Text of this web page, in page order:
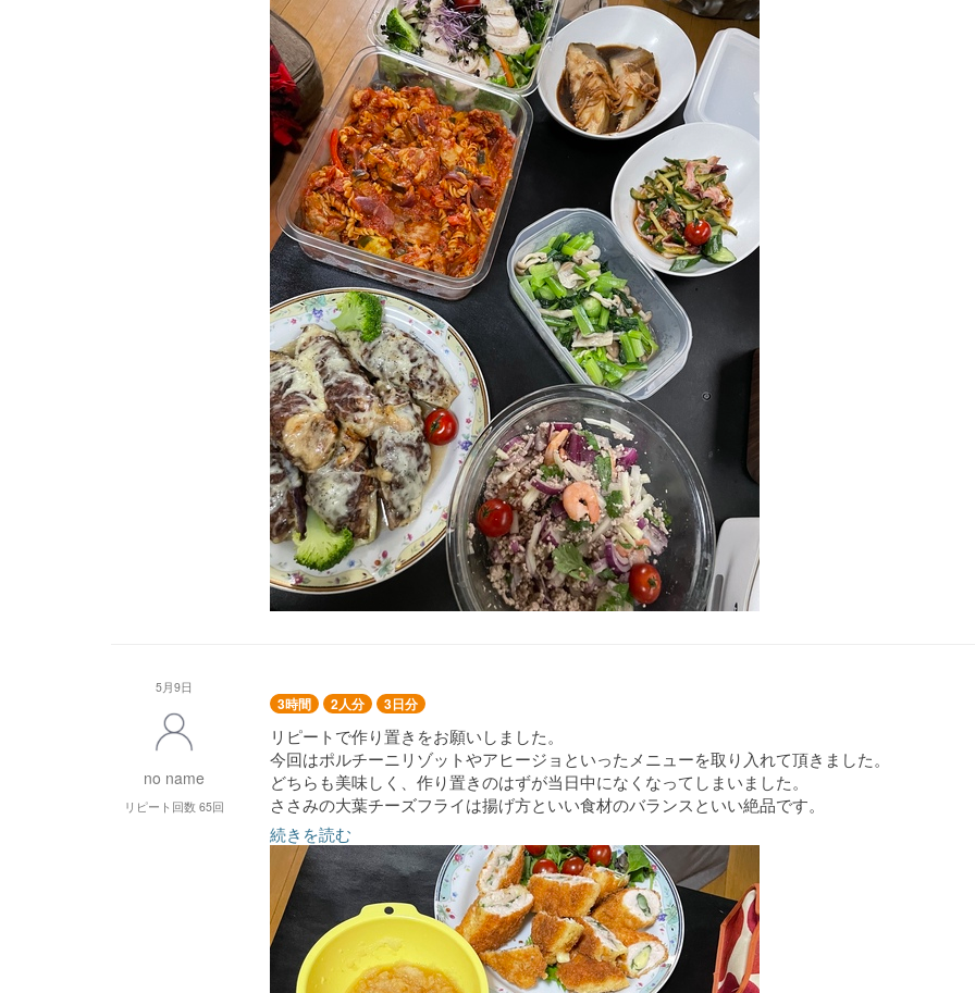
●小松菜としめじのおひたし
●鶏肉と夏野菜、ショートパスタの
トマト煮
●イカフェ
●カレイの煮付け
●ヤムウンセン
●鶏ハムと野菜サラダ
●ナスの肉詰めチーズ焼き
5月9日
no name
リピート回数 65回
3時間 2人分 3日分
リピートで作り置きをお願いしました。
今回はポルチーニリゾットやアヒージョといったメニューを取り入れて頂きました。
どちらも美味しく、作り置きのはずが当日中になくなってしまいました。
ささみの大葉チーズフライは揚げ方といい食材のバランスといい絶品です。
●ナスのマリネ
●ポルチーニのリゾット
●牛肉とズッキーニのソテー
●アヒージョ タラとじゃがいも
●ささみの大葉、チーズフライ
●厚揚げと小松菜の炒め煮
●ハンバーグおろしソース
続きを読む